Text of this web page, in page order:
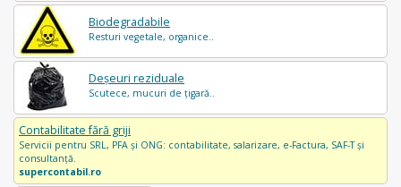
Biodegradabile
Resturi vegetale, organice..
Deșeuri reziduale
Scutece, mucuri de țigară..
Contabilitate fără griji
Servicii pentru SRL, PFA și ONG: contabilitate, salarizare, e-Factura, SAF-T și
consultanță.
supercontabil.ro